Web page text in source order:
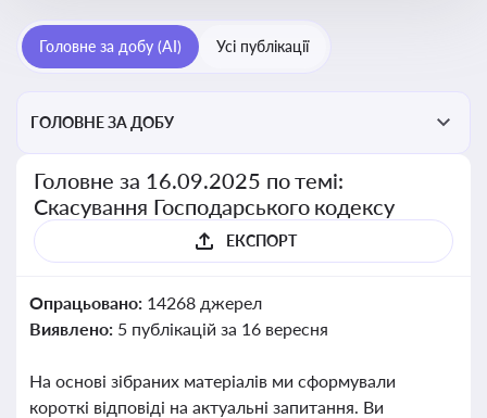
форм
Головне за добу (AI) Усі публікації
ГОЛОВНЕ ЗА ДОБУ
Головне за 16.09.2025 по темі:
Скасування Господарського кодексу
ЕКСПОРТ
Опрацьовано: 14268 джерел
Виявлено: 5 публікацій за 16 вересня
На основі зібраних матеріалів ми сформували
короткі відповіді на актуальні запитання. Ви